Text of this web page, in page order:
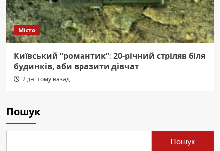
Місто
Київський “романтик”: 20-річний стріляв біля
будинків, аби вразити дівчат
2 дні тому назад
Пошук
Пошук